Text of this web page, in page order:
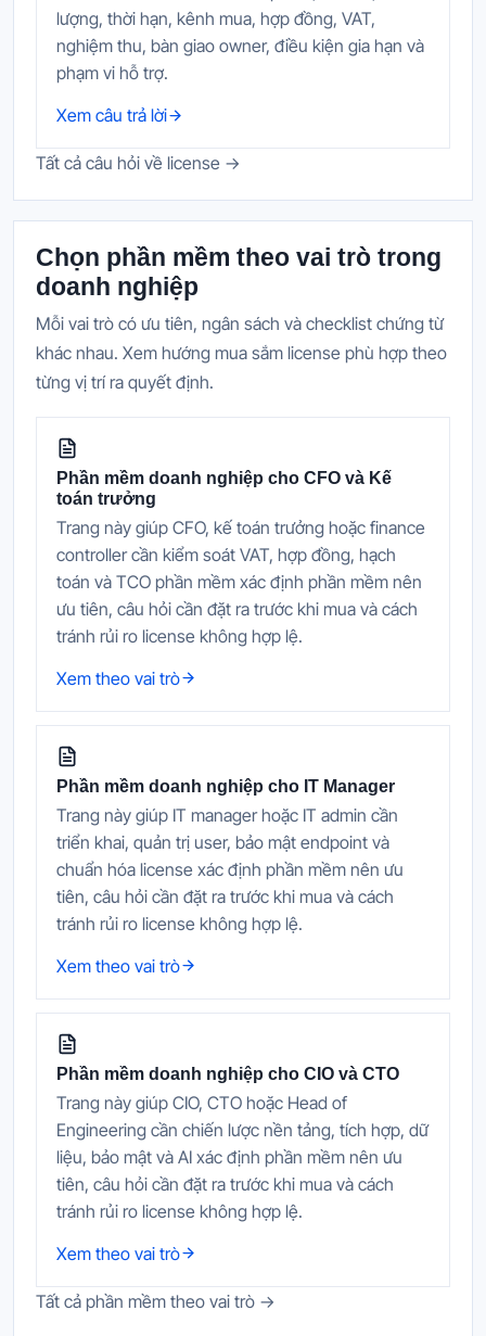
lượng, thời hạn, kênh mua, hợp đồng, VAT,
nghiệm thu, bàn giao owner, điều kiện gia hạn và
phạm vi hỗ trợ.
Xem câu trả lời
Tất cả câu hỏi về license →
Chọn phần mềm theo vai trò trong
doanh nghiệp
Mỗi vai trò có ưu tiên, ngân sách và checklist chứng từ
khác nhau. Xem hướng mua sắm license phù hợp theo
từng vị trí ra quyết định.
Phần mềm doanh nghiệp cho CFO và Kế
toán trưởng
Trang này giúp CFO, kế toán trưởng hoặc finance
controller cần kiểm soát VAT, hợp đồng, hạch
toán và TCO phần mềm xác định phần mềm nên
ưu tiên, câu hỏi cần đặt ra trước khi mua và cách
tránh rủi ro license không hợp lệ.
Xem theo vai trò
Phần mềm doanh nghiệp cho IT Manager
Trang này giúp IT manager hoặc IT admin cần
triển khai, quản trị user, bảo mật endpoint và
chuẩn hóa license xác định phần mềm nên ưu
tiên, câu hỏi cần đặt ra trước khi mua và cách
tránh rủi ro license không hợp lệ.
Xem theo vai trò
Phần mềm doanh nghiệp cho CIO và CTO
Trang này giúp CIO, CTO hoặc Head of
Engineering cần chiến lược nền tảng, tích hợp, dữ
liệu, bảo mật và AI xác định phần mềm nên ưu
tiên, câu hỏi cần đặt ra trước khi mua và cách
tránh rủi ro license không hợp lệ.
Xem theo vai trò
Tất cả phần mềm theo vai trò →